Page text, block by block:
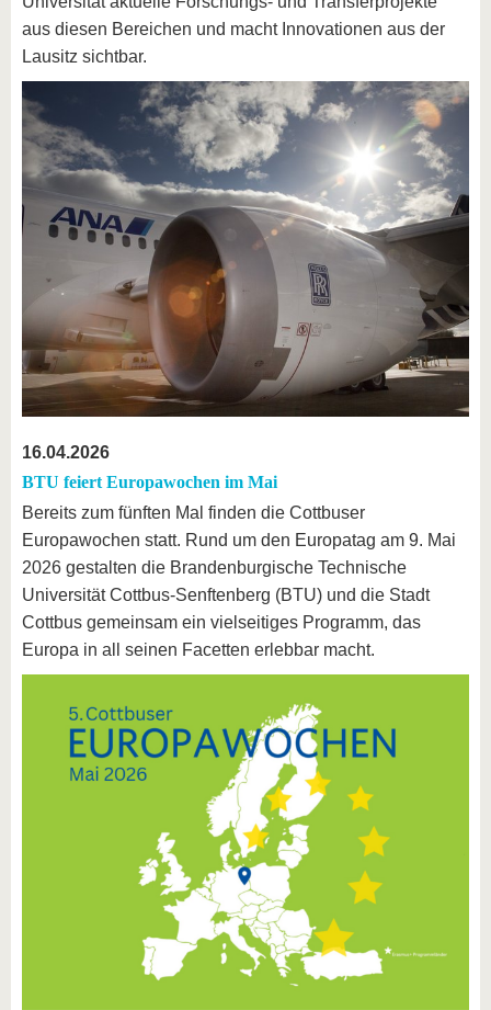
aus diesen Bereichen und macht Innovationen aus der
Lausitz sichtbar.
16.04.2026
BTU feiert Europawochen im Mai
Bereits zum fünften Mal finden die Cottbuser
Europawochen statt. Rund um den Europatag am 9. Mai
2026 gestalten die Brandenburgische Technische
Universität Cottbus-Senftenberg (BTU) und die Stadt
Cottbus gemeinsam ein vielseitiges Programm, das
Europa in all seinen Facetten erlebbar macht.